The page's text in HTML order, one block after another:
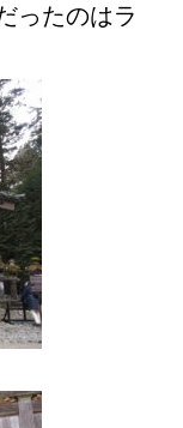
ったのはラ